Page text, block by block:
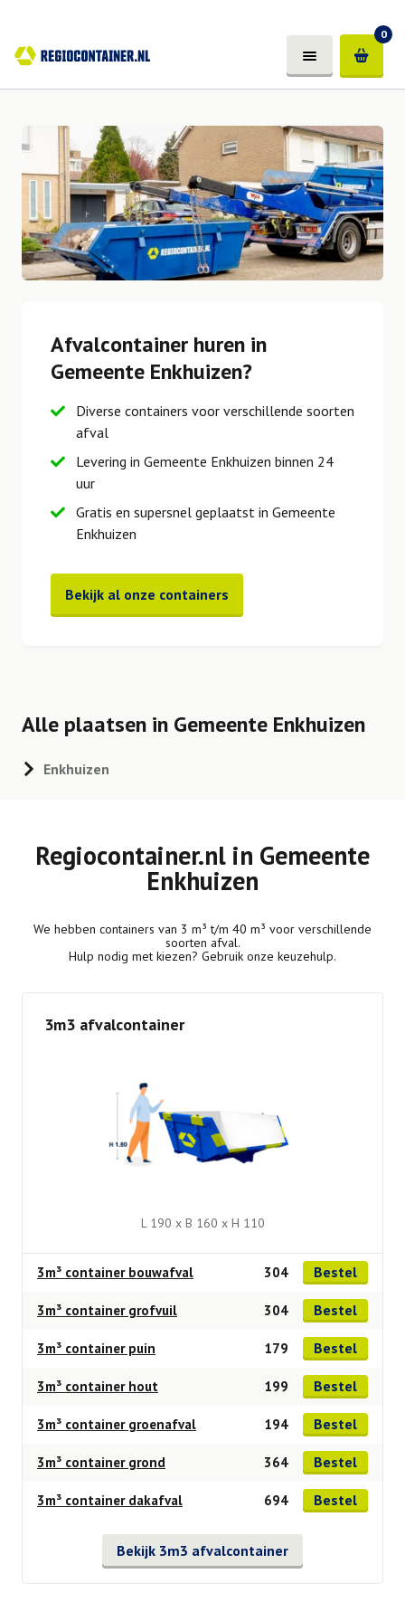
0
Afvalcontainer huren in
Gemeente Enkhuizen?
Diverse containers voor verschillende soorten
afval
Levering in Gemeente Enkhuizen binnen 24
uur
Gratis en supersnel geplaatst in Gemeente
Enkhuizen
Bekijk al onze containers
Alle plaatsen in Gemeente Enkhuizen
Enkhuizen
Regiocontainer.nl in Gemeente
Enkhuizen
We hebben containers van 3 m³ t/m 40 m³ voor verschillende
soorten afval.
Hulp nodig met kiezen? Gebruik onze keuzehulp.
3m3 afvalcontainer
L 190 x B 160 x H 110
3m³ container bouwafval 304 Bestel
3m³ container grofvuil 304 Bestel
3m³ container puin 179 Bestel
3m³ container hout 199 Bestel
3m³ container groenafval 194 Bestel
3m³ container grond 364 Bestel
3m³ container dakafval 694 Bestel
Bekijk 3m3 afvalcontainer